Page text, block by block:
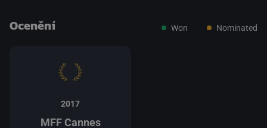
přepnout na HTML5 přehrávač
Ocenění Won Nominated
2017
MFF Cannes